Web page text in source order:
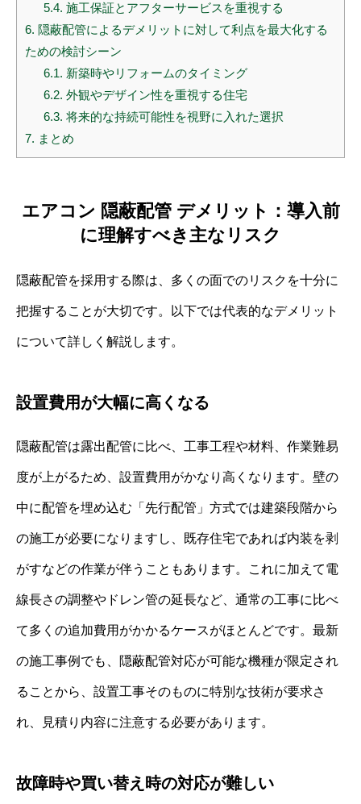
5.4. 施工保証とアフターサービスを重視する
6. 隠蔽配管によるデメリットに対して利点を最大化する
ための検討シーン
6.1. 新築時やリフォームのタイミング
6.2. 外観やデザイン性を重視する住宅
6.3. 将来的な持続可能性を視野に入れた選択
7. まとめ
エアコン 隠蔽配管 デメリット：導入前
に理解すべき主なリスク
隠蔽配管を採用する際は、多くの面でのリスクを十分に
把握することが大切です。以下では代表的なデメリット
について詳しく解説します。
設置費用が大幅に高くなる
隠蔽配管は露出配管に比べ、工事工程や材料、作業難易
度が上がるため、設置費用がかなり高くなります。壁の
中に配管を埋め込む「先行配管」方式では建築段階から
の施工が必要になりますし、既存住宅であれば内装を剥
がすなどの作業が伴うこともあります。これに加えて電
線長さの調整やドレン管の延長など、通常の工事に比べ
て多くの追加費用がかかるケースがほとんどです。最新
の施工事例でも、隠蔽配管対応が可能な機種が限定され
ることから、設置工事そのものに特別な技術が要求さ
れ、見積り内容に注意する必要があります。
故障時や買い替え時の対応が難しい